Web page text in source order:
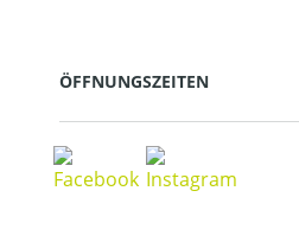
ÖFFNUNGSZEITEN